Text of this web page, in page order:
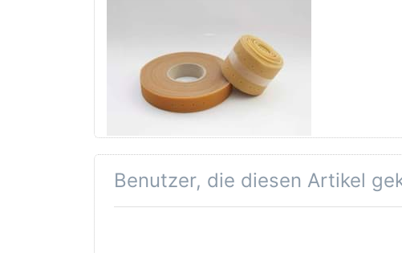
Lochgummi 32mm
10m
Die nachhaltige und
widerverwendbare Alternative zu
ELBEFOL aus Naturkautschuk!
Benutzer, die diesen Artikel